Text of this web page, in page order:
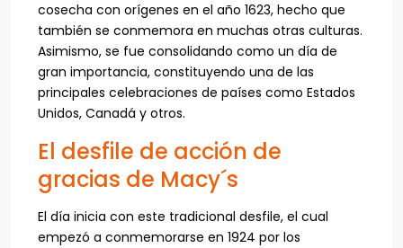
cosecha con orígenes en el año 1623, hecho que
también se conmemora en muchas otras culturas.
Asimismo, se fue consolidando como un día de
gran importancia, constituyendo una de las
principales celebraciones de países como Estados
Unidos, Canadá y otros.
El desfile de acción de
gracias de Macy´s
El día inicia con este tradicional desfile, el cual
empezó a conmemorarse en 1924 por los